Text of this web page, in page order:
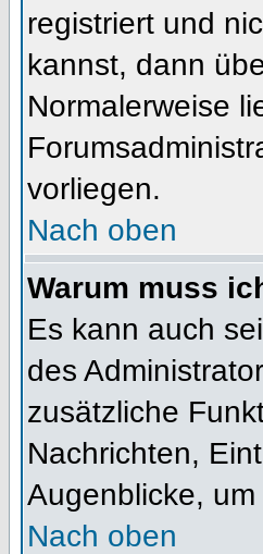
registriert und
kannst, dann
Normalerweise
vorliegen.
Nach oben
Warum muss
Es kann auch
des
zusätzliche
Nachrichten,
Augenblicke,
Nach oben